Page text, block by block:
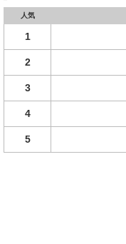
人気
1
2
3
4
5